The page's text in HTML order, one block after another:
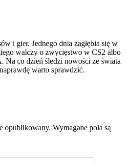
i gier. Jednego dnia zagłębia się w
walczy o zwycięstwo w CS2 albo
Na co dzień śledzi nowości ze świata
warto sprawdzić.
opublikowany. Wymagane pola są